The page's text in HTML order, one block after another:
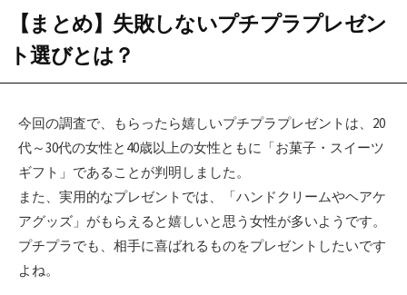
【まとめ】失敗しないプチプラプレゼン
ト選びとは？
今回の調査で、もらったら嬉しいプチプラプレゼントは、20
代～30代の女性と40歳以上の女性ともに「お菓子・スイーツ
ギフト」であることが判明しました。
また、実用的なプレゼントでは、「ハンドクリームやヘアケ
アグッズ」がもらえると嬉しいと思う女性が多いようです。
プチプラでも、相手に喜ばれるものをプレゼントしたいです
よね。